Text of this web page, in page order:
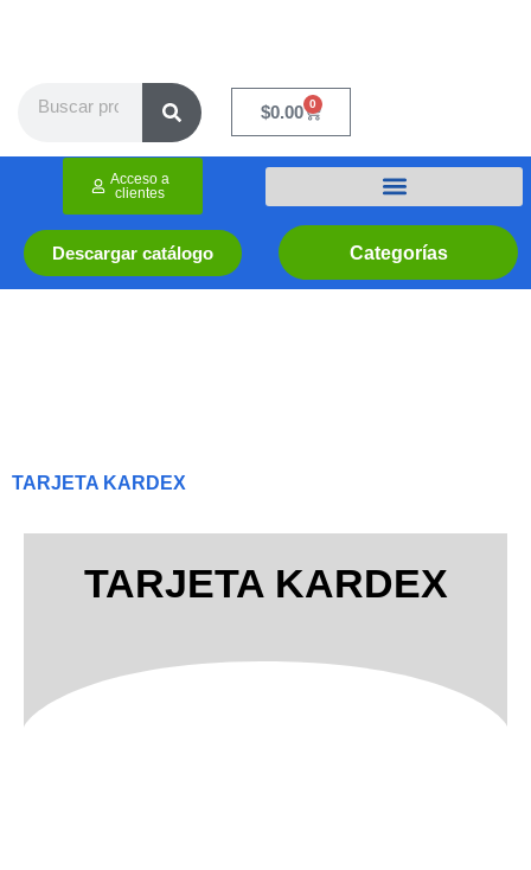
$0.00 0
Cart
Categorías
Descargar catálogo
Acceso a
clientes
TARJETA KARDEX
TARJETA KARDEX